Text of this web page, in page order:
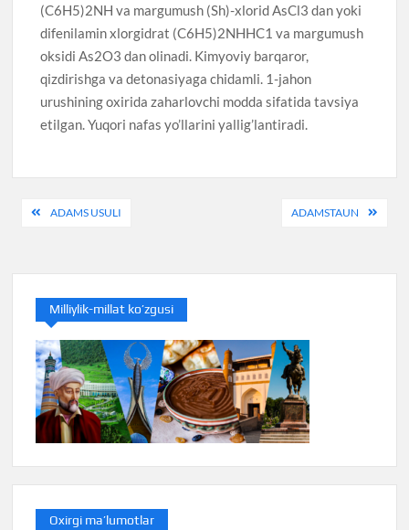
(C6H5)2NH va margumush (Sh)-xlorid AsCl3 dan yoki
difenilamin xlorgidrat (C6H5)2NHHC1 va margumush
oksidi As2O3 dan olinadi. Kimyoviy barqaror,
qizdirishga va detonasiyaga chidamli. 1-jahon
urushining oxirida zaharlovchi modda sifatida tavsiya
etilgan. Yuqori nafas yo’llarini yallig’lantiradi.
PostADAMS USULI ADAMSTAUN
Milliylik-millat ko’zgusi
Oxirgi ma’lumotlar